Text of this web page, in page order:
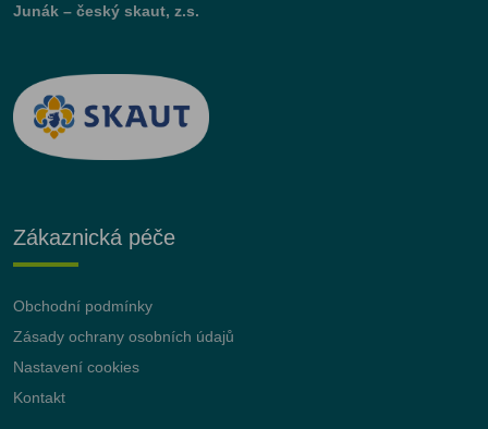
Junák – český skaut, z.s.
Zákaznická péče
Obchodní podmínky
Zásady ochrany osobních údajů
Nastavení cookies
Kontakt